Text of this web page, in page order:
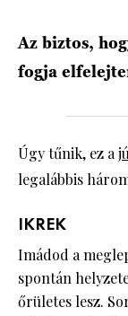
Az biztos,
fogja
Úgy tűnik, ez a
legalábbis
IKREK
Imádod a
spontán
őrületes lesz.